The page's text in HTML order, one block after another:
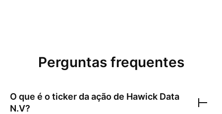
Perguntas frequentes
O que é o ticker da ação de Hawick Data
N.V?